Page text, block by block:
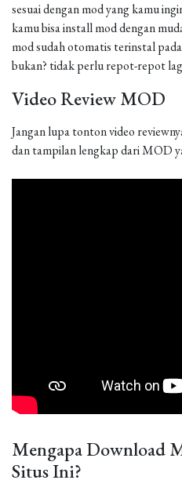
sesuai dengan mod yang kamu
kamu bisa install mod dengan
mod sudah otomatis terinstal
bukan? tidak perlu repot-repot
Video Review MOD
Jangan lupa tonton video
dan tampilan lengkap dari MOD
Mengapa Download
Situs Ini?